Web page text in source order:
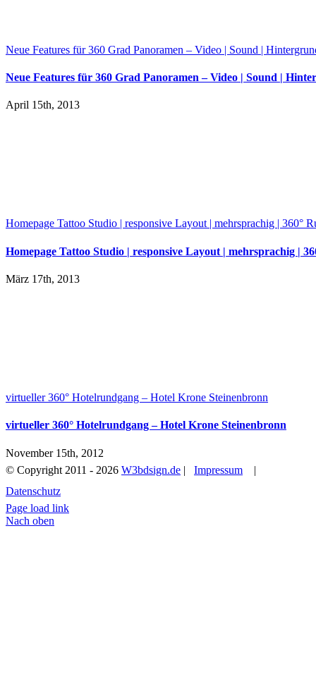
Neue Features für 360 Grad Panoramen – Video | Sound |
Neue Features für 360 Grad Panoramen – Video | Sound |
April 15th, 2013
Homepage Tattoo Studio | responsive Layout | mehrsprachig | 360°
Homepage Tattoo Studio | responsive Layout | mehrsprachig |
März 17th, 2013
virtueller 360° Hotelrundgang – Hotel Krone Steinenbronn
virtueller 360° Hotelrundgang – Hotel Krone Steinenbronn
November 15th, 2012
© Copyright 2011 - 2026 W3bdsign.de | Impressum |
Datenschutz
Page load link
Nach oben